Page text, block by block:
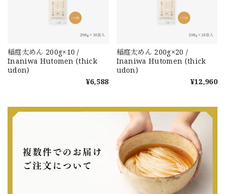
稲庭太めん 200g×10 /
Inaniwa Hutomen (thick
udon)
¥6,588
稲庭太めん 200g×20 /
Inaniwa Hutomen (thick
udon)
¥12,960